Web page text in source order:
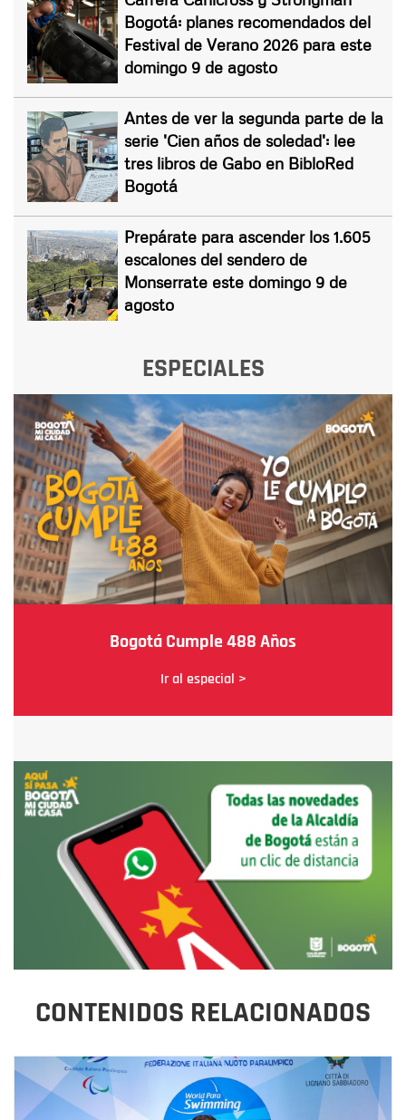
Bogotá: planes recomendados del
Festival de Verano 2026 para este
domingo 9 de agosto
Antes de ver la segunda parte de la
serie 'Cien años de soledad': lee
tres libros de Gabo en BibloRed
Bogotá
Prepárate para ascender los 1.605
escalones del sendero de
Monserrate este domingo 9 de
agosto
ESPECIALES
Bogotá Cumple 488 Años
Ir al especial >
CONTENIDOS RELACIONADOS